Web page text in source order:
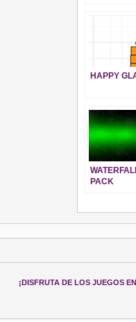
HAPPY
PACK
¡DISFRUTA DE LOS JUEGOS